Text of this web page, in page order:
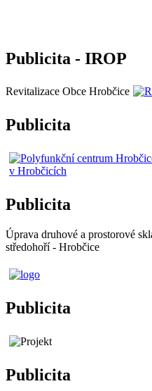
Publicita - IROP
Revitalizace Obce Hrobčice
Publicita
Publicita
Úprava druhové a prostorové
středohoří - Hrobčice
Publicita
Publicita